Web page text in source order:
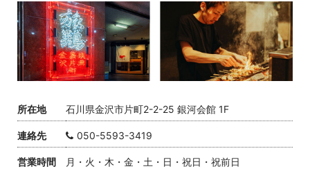
所在地 石川県金沢市片町2-2-25 銀河会館 1F
連絡先 050-5593-3419
営業時間
月・火・木・金・土・日・祝日・祝前日